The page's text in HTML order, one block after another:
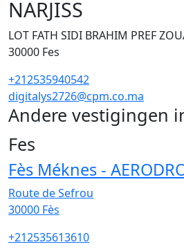
NARJISS
LOT FATH SIDI BRAHIM PREF
30000 Fes
+212535940542
digitalys2726@cpm.co.ma
Andere vestigingen
Fes
Fès Méknes -
Route de Sefrou
30000 Fès
+212535613610